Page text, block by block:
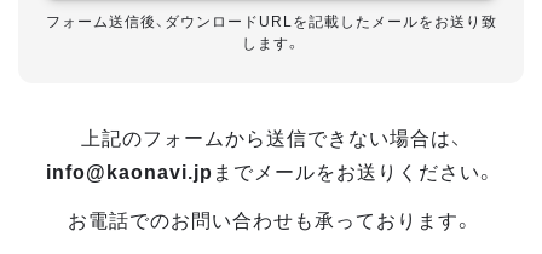
フォーム送信後、ダウンロードURLを記載したメールをお送り致
します。
上記のフォームから送信できない場合は、
info@kaonavi.jp までメールをお送りください。
お電話でのお問い合わせも承っております。